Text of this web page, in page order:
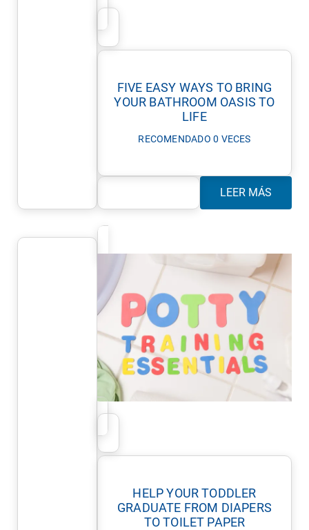
FIVE EASY WAYS TO BRING
YOUR BATHROOM OASIS TO
LIFE
RECOMENDADO 0 VECES
LEER MÁS
HELP YOUR TODDLER
GRADUATE FROM DIAPERS
TO TOILET PAPER